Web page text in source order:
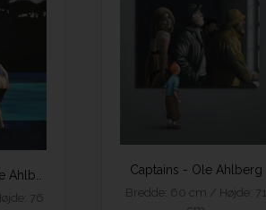
76
Captains - Ole Ahlberg
Bredde: 60 cm / Højde: 71